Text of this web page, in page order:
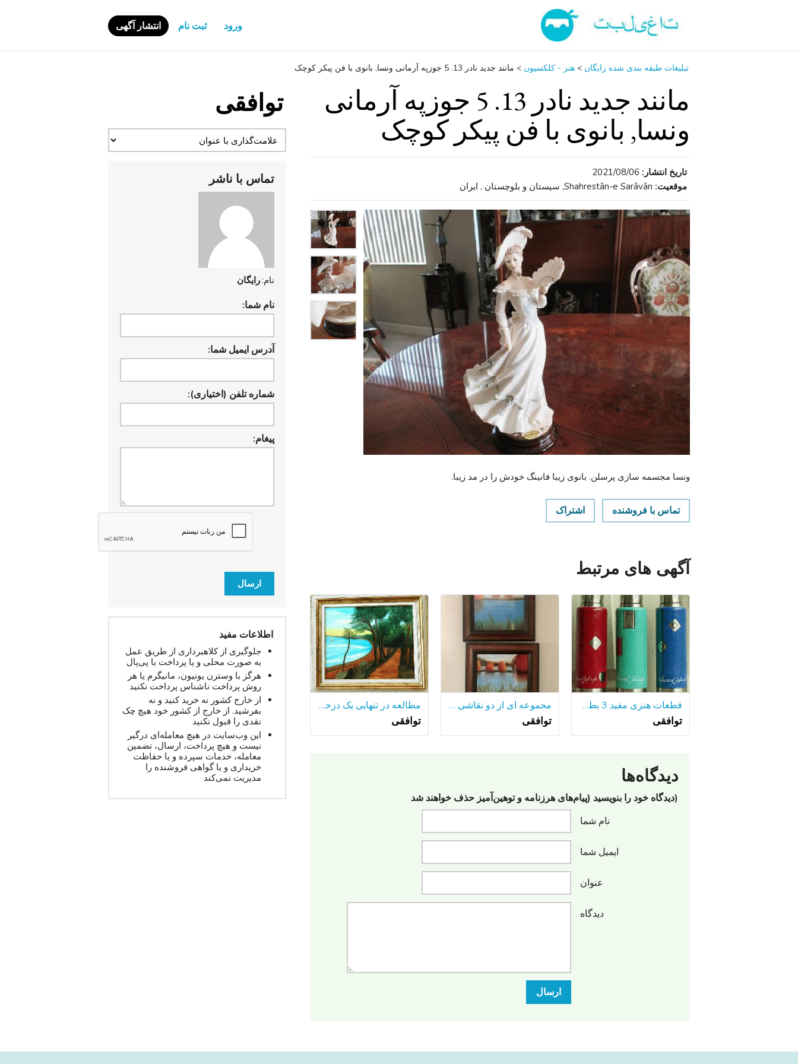
ورود ثبت نام انتشار آگهی
تبلیغات طبقه بندی شده رایگان > هنر - کلکسیون > مانند جدید نادر 13. 5 جوزپه آرمانی ونسا, بانوی با فن پیکر کوچک
مانند جدید نادر 13. 5 جوزپه آرمانی
ونسا, بانوی با فن پیکر کوچک
تاریخ انتشار: 2021/08/06
موقعیت: Shahrestān-e Sarāvān, سیستان و بلوچستان , ایران
ونسا مجسمه سازی پرسلن. بانوی زیبا فانینگ خودش را در مد زیبا.
تماس با فروشنده اشتراک
آگهی های مرتبط
قطعات هنری مفید 3 بطری های آلومینیومی جلا
توافقی
مجموعه ای از دو نقاشی رنگ و روغن قاب
توافقی
مطالعه در تنهایی یک درخت تنها-در میان بسیاری از دریاچه.
توافقی
دیدگاه‌ها
(دیدگاه خود را بنویسید (پیام‌های هرزنامه‌ و توهین‌آمیز حذف خواهند شد
نام شما
ایمیل شما
عنوان
دیدگاه
ارسال
توافقی
تماس با ناشر
نام: رایگان
نام شما:
آدرس ایمیل شما:
شماره تلفن (اختیاری):
پیغام:
ارسال
اطلاعات مفید
جلوگیری از کلاهبرداری از طریق عمل
به صورت محلی و یا پرداخت با پی‌پال
هرگز با وسترن یونیون، مانیگرم یا هر
روش پرداخت ناشناس پرداخت نکنید
از خارج کشور نه خرید کنید و نه
بفرشید. از خارج از کشور خود هیچ چک
نقدی را قبول نکنید
این وب‌سایت در هیچ معامله‌ای درگیر
نیست و هیچ پرداخت، ارسال، تضمین
معامله، خدمات سپرده و یا حفاظت
خریداری و یا گواهی فروشنده را
مدیریت نمی‌کند